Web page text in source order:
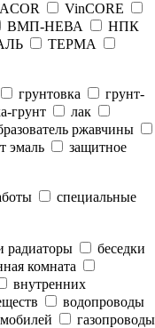
VinCORE
ВМП-НЕВА
НПК
ТЕРМА
грунтовка
грунт-
грунт
лак
ржавчины
эмаль
защитное
специальные
радиаторы
беседки
комната
внутренних
водопроводы
газопроводы